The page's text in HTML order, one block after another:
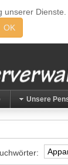
OK
Unsere